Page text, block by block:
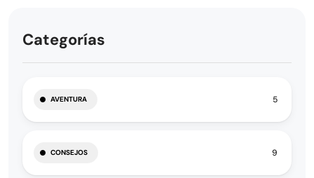
Categorías
AVENTURA 5
CONSEJOS 9